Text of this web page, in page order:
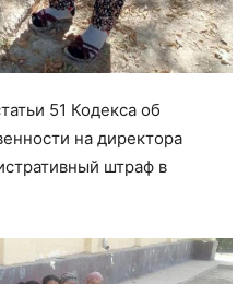
51 Кодекса об
на директора
штраф в